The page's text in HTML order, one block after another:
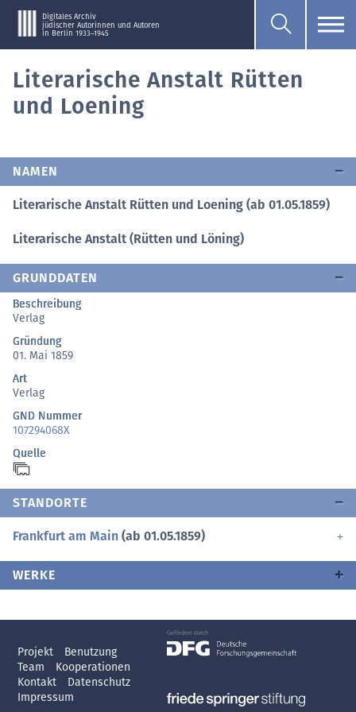
Digitales Archiv
jüdischer Autorinnen und Autoren
in Berlin 1933–1945
Literarische Anstalt Rütten
und Loening
NAMEN
Literarische Anstalt Rütten und Loening (ab 01.05.1859)
Literarische Anstalt (Rütten und Löning)
GRUNDDATEN
Beschreibung
Verlag
Gründung
01. Mai 1859
Art
Verlag
GND Nummer
107294068X
Quelle
STANDORTE
Frankfurt am Main (ab 01.05.1859)
WERKE
Projekt
Benutzung
Team
Kooperationen
Kontakt
Datenschutz
Impressum